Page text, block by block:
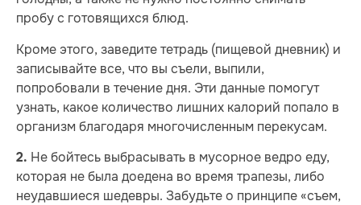
пробу с готовящихся блюд.
Кроме этого, заведите тетрадь (пищевой дневник) и
записывайте все, что вы съели, выпили,
попробовали в течение дня. Эти данные помогут
узнать, какое количество лишних калорий попало в
организм благодаря многочисленным перекусам.
2. Не бойтесь выбрасывать в мусорное ведро еду,
которая не была доедена во время трапезы, либо
неудавшиеся шедевры. Забудьте о принципе «съем,